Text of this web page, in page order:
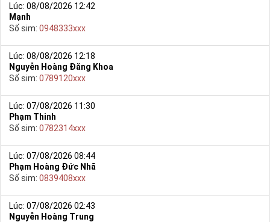
Lúc: 08/08/2026 12:42
Mạnh
Số sim: 0948333xxx
Lúc: 08/08/2026 12:18
Nguyễn Hoàng Đăng Khoa
Số sim: 0789120xxx
Lúc: 07/08/2026 11:30
Phạm Thinh
Số sim: 0782314xxx
Lúc: 07/08/2026 08:44
Phạm Hoàng Đức Nhã
Số sim: 0839408xxx
Lúc: 07/08/2026 02:43
Nguyễn Hoàng Trung